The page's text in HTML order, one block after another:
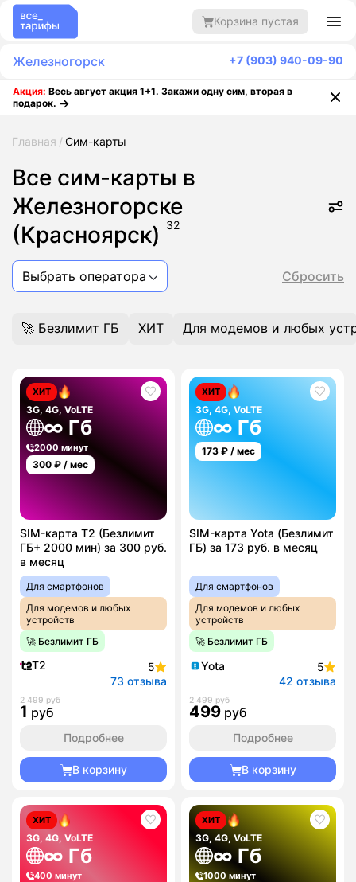
Корзина пустая
Железногорск +7 (903) 940-09-90
Акция: Весь август акция 1+1. Закажи одну сим, вторая в
подарок.
Главная Сим-карты
Все сим-карты в
Железногорске
(Красноярск)
32
Выбрать оператора Сбросить
🚀 Безлимит ГБ ХИТ Для модемов и любых
ХИТ
3G, 4G, VoLTE
∞ Гб
2000 минут
300 ₽ / мес
SIM-карта T2 (Безлимит
ГБ+ 2000 мин) за 300 руб.
в месяц
Для смартфонов
Для модемов и любых
устройств
🚀 Безлимит ГБ
T2
5
73 отзыва
2 499 руб
1 руб
Подробнее
В корзину
ХИТ
3G, 4G, VoLTE
∞ Гб
173 ₽ / мес
SIM-карта Yota (Безлимит
ГБ) за 173 руб. в месяц
Для смартфонов
Для модемов и любых
устройств
🚀 Безлимит ГБ
Yota
5
42 отзыва
2 499 руб
499 руб
Подробнее
В корзину
ХИТ
3G, 4G, VoLTE
∞ Гб
400 минут
ХИТ
3G, 4G, VoLTE
∞ Гб
1000 минут